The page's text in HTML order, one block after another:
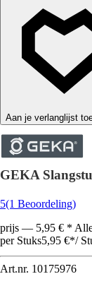
GEKA
5(1 Beoordeling)
prijs — 5,95 € * Alle
per Stuks5,95 €*/
Art.nr. 10175976